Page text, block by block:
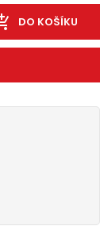
DO KOŠÍKU